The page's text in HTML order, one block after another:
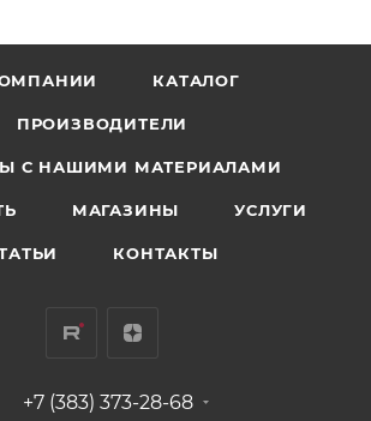
КАТАЛОГ
ПРОИЗВОДИТЕЛИ
С НАШИМИ МАТЕРИАЛАМИ
МАГАЗИНЫ УСЛУГИ
КОНТАКТЫ
+7 (383) 373-28-68